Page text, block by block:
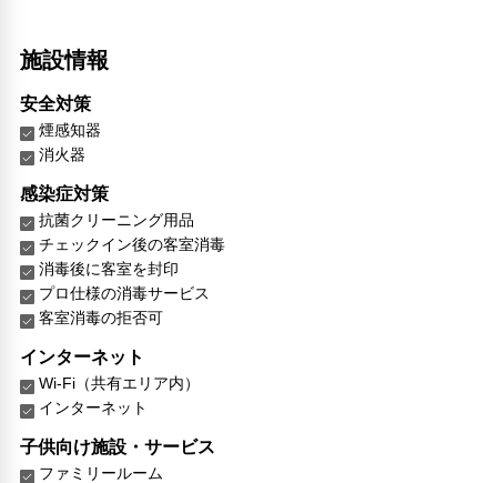
施設情報
安全対策
煙感知器
消火器
感染症対策
抗菌クリーニング用品
チェックイン後の客室消毒
消毒後に客室を封印
プロ仕様の消毒サービス
客室消毒の拒否可
インターネット
Wi-Fi（共有エリア内）
インターネット
子供向け施設・サービス
ファミリールーム